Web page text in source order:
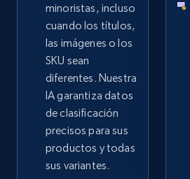
minoristas, incluso
cuando los títulos,
las imágenes o los
SKU sean
diferentes. Nuestra
IA garantiza datos
de clasificación
precisos para sus
productos y todas
sus variantes.